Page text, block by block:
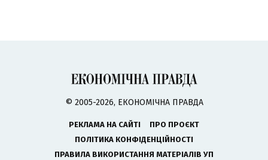
© 2005-2026, ЕКОНОМІЧНА ПРАВДА
РЕКЛАМА НА САЙТІ
ПРО ПРОЄКТ
ПОЛІТИКА КОНФІДЕНЦІЙНОСТІ
ПРАВИЛА ВИКОРИСТАННЯ МАТЕРІАЛІВ УП